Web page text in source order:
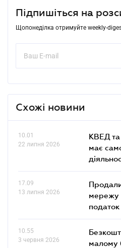
Підпишіться на
Щопонеділка отримуйте weekly-
Схожі новини
10.01
22 липня 2026
КВЕД та
має
17.09
13 липня 2026
мережу
податок
10.55
3 червня 2026
малому